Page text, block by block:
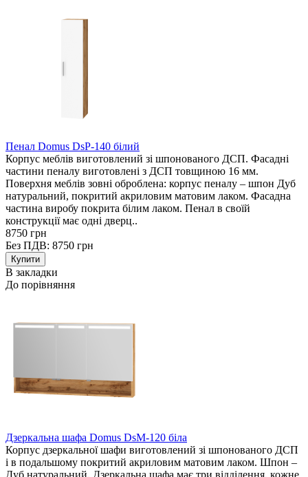
Пенал Domus DsP-140 білий
Корпус меблів виготовлений зі шпонованого ДСП. Фасадні
частини пеналу виготовлені з ДСП товщиною 16 мм.
Поверхня меблів зовні оброблена: корпус пеналу – шпон Дуб
натуральний, покритий акриловим матовим лаком. Фасадна
частина виробу покрита білим лаком. Пенал в своїй
конструкції має одні дверц..
8750 грн
Без ПДВ: 8750 грн
В закладки
До порівняння
Дзеркальна шафа Domus DsM-120 біла
Корпус дзеркальної шафи виготовлений зі шпонованого ДСП
і в подальшому покритий акриловим матовим лаком. Шпон –
Дуб натуральний. Дзеркальна шафа має три відділення, кожне